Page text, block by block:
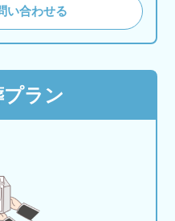
い合わせる
ラン